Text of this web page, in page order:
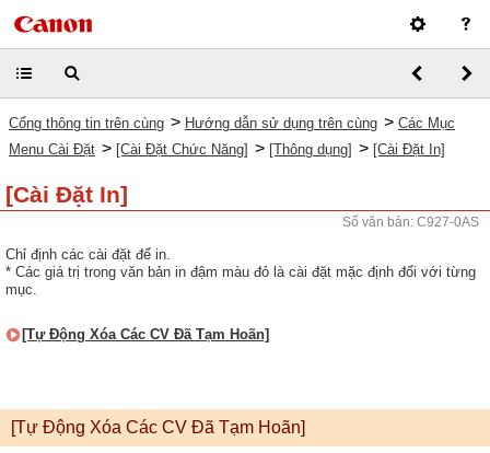
Cổng thông tin trên cùng > Hướng dẫn sử dụng trên cùng > Các Mục
Menu Cài Đặt > [Cài Đặt Chức Năng] > [Thông dụng] > [Cài Đặt In]
[Cài Đặt In]
Số văn bản: C927-0AS
Chỉ định các cài đặt để in.
* Các giá trị trong văn bản in đậm màu đỏ là cài đặt mặc định đối với từng
mục.
[Tự Động Xóa Các CV Đã Tạm Hoãn]
[Tự Động Xóa Các CV Đã Tạm Hoãn]